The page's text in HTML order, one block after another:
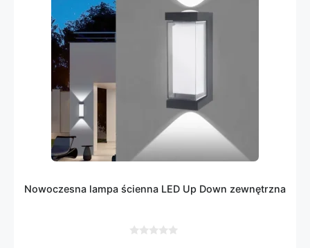
Nowoczesna lampa ścienna LED Up Down zewnętrzna